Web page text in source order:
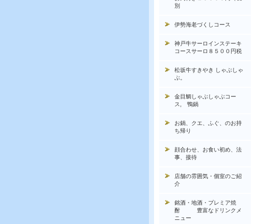
別
伊勢海老づくしコース
神戸牛サーロインステーキ
コースサーロ８５００円税
松坂牛すきやき しゃぶしゃ
ぶ。
金目鯛しゃぶしゃぶコー
ス, 鴨鍋
お鍋、クエ、ふぐ、のお持
ち帰り
顔合わせ、お食い初め、法
事、接待
店舗の雰囲気・個室のご紹
介
銘酒・地酒・プレミア焼
酎 豊富なドリンクメ
ニュー